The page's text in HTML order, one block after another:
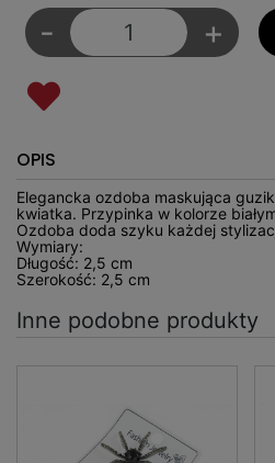
- +
OPIS
Elegancka ozdoba maskująca
kwiatka. Przypinka w kolorze
Ozdoba doda szyku każdej
Wymiary:
Długość: 2,5 cm
Szerokość: 2,5 cm
Inne podobne produkty